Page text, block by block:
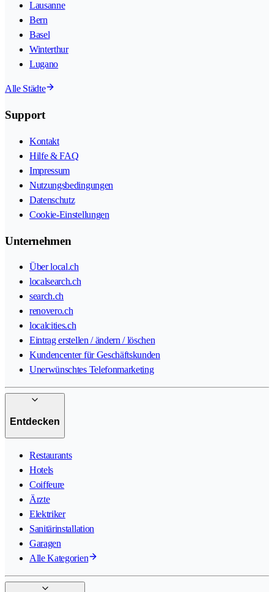
Lausanne
Bern
Basel
Winterthur
Lugano
Alle Städte
Support
Kontakt
Hilfe & FAQ
Impressum
Nutzungsbedingungen
Datenschutz
Cookie-Einstellungen
Unternehmen
Über local.ch
localsearch.ch
search.ch
renovero.ch
localcities.ch
Eintrag erstellen / ändern / löschen
Kundencenter für Geschäftskunden
Unerwünschtes Telefonmarketing
Entdecken
Restaurants
Hotels
Coiffeure
Ärzte
Elektriker
Sanitärinstallation
Garagen
Alle Kategorien